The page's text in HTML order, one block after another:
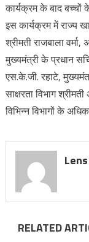
कार्यक्रम के बाद
इस कार्यक्रम में राज्य
श्रीमती राजबाला
मुख्यमंत्री के प्रधान
एस.के.जी. रहाटे,
साक्षरता विभाग
विभिन्न विभागों के
RELATED